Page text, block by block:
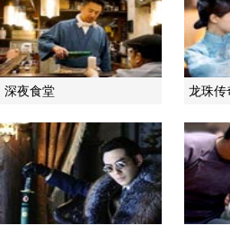
深夜食堂 龙珠传